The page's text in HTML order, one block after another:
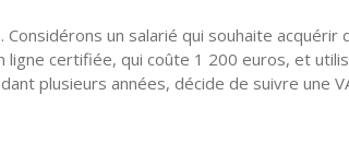
un salarié qui souhaite
ligne certifiée, qui coûte 1 200 euros, et
plusieurs années, décide de suivre une